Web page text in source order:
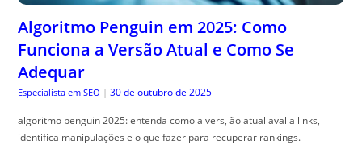
Algoritmo Penguin em 2025: Como
Funciona a Versão Atual e Como Se
Adequar
Especialista em SEO | 30 de outubro de 2025
algoritmo penguin 2025: entenda como a vers, ão atual avalia links,
identifica manipulações e o que fazer para recuperar rankings.